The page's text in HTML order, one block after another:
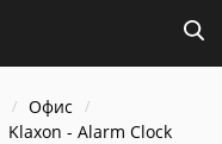
Офис
Klaxon - Alarm Clock